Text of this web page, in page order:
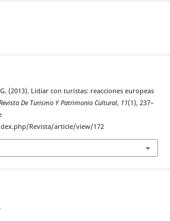
(2013). Lidiar con turistas: reacciones europeas
De Turismo Y Patrimonio Cultural, 11(1), 237–
Revista/article/view/172